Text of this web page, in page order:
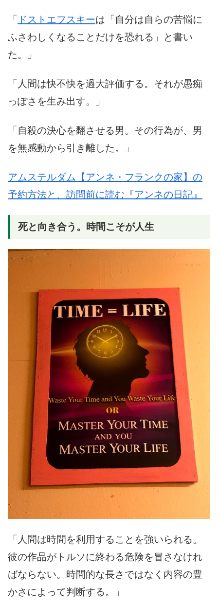
「 ドストエフスキーは「自分は自らの苦悩に
ふさわしくなることだけを恐れる」と書い
た。」
「人間は快不快を過大評価する。それが愚痴
っぽさを生み出す。」
「自殺の決心を翻させる男。その行為が、男
を無感動から引き離した。」
アムステルダム【アンネ・フランクの家】の
予約方法と、訪問前に読む『アンネの日記』
死と向き合う。時間こそが人生
「人間は時間を利用することを強いられる。
彼の作品がトルソに終わる危険を冒さなけれ
ばならない。時間的な長さではなく内容の豊
かさによって判断する。」